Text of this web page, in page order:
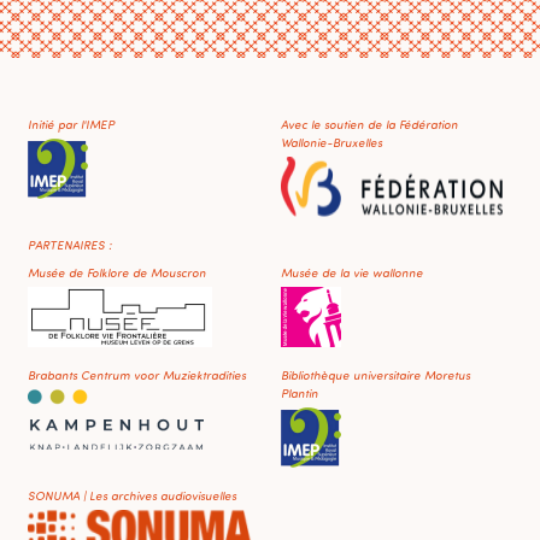
Initié par l'IMEP
Avec le soutien de la Fédération
Wallonie-Bruxelles
PARTENAIRES :
Musée de Folklore de Mouscron
Musée de la vie wallonne
Brabants Centrum voor Muziektradities
Bibliothèque universitaire Moretus
Plantin
SONUMA | Les archives audiovisuelles